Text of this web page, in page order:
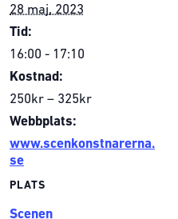
28 maj, 2023
Tid:
16:00 - 17:10
Kostnad:
250kr – 325kr
Webbplats:
www.scenkonstnarerna.
se
PLATS
Scenen